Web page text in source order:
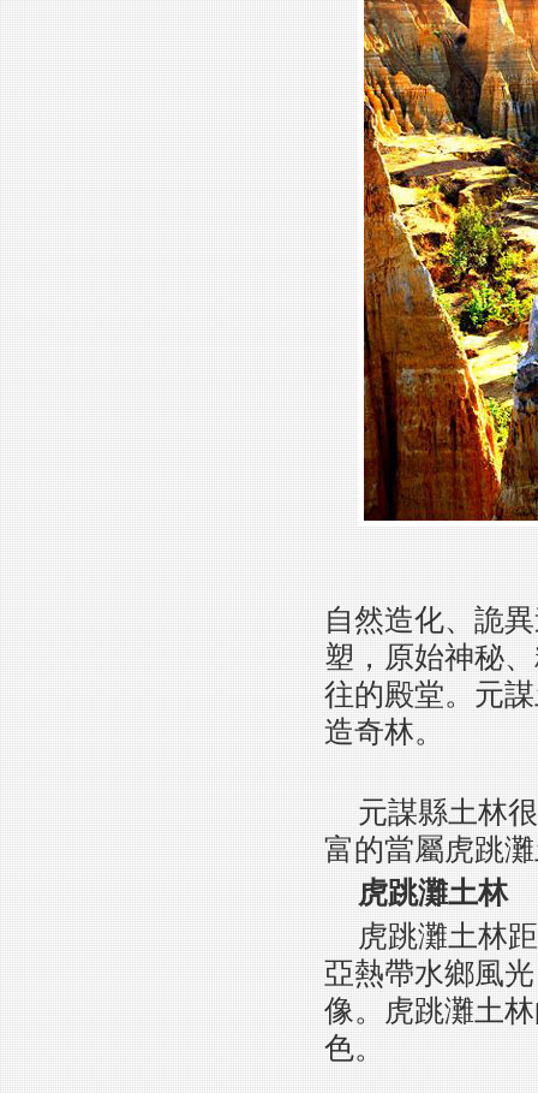
自然造化、詭
塑，原始神秘
往的殿堂。元
造奇林。
元謀縣土林
富的當屬虎跳
虎跳灘土林
虎跳灘土林
亞熱帶水鄉風
像。虎跳灘土
色。